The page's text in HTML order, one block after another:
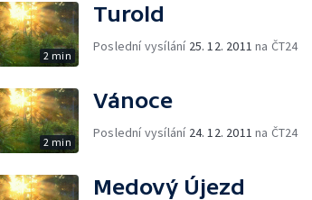
2 min
Turold
Poslední vysílání 25. 12. 2011 na ČT24
2 min
Vánoce
Poslední vysílání 24. 12. 2011 na ČT24
Medový Újezd